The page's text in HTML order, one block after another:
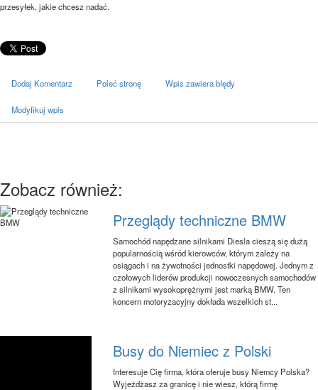
przesyłek, jakie chcesz nadać.
Dodaj Komentarz Poleć stronę Wpis zawiera błędy
Modyfikuj wpis
Zobacz również:
Przeglądy techniczne BMW
Samochód napędzane silnikami Diesla cieszą się dużą
popularnością wśród kierowców, którym zależy na
osiągach i na żywotności jednostki napędowej. Jednym z
czołowych liderów produkcji nowoczesnych samochodów
z silnikami wysokoprężnymi jest marką BMW. Ten
koncern motoryzacyjny dokłada wszelkich st...
Busy do Niemiec z Polski
Interesuje Cię firma, która oferuje busy Niemcy Polska?
Wyjeżdżasz za granicę i nie wiesz, którą firmę